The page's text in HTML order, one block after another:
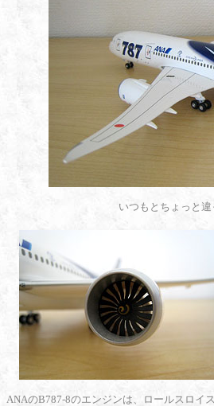
いつもとちょっと
ANAのB787-8のエンジンは、ロールスロイ